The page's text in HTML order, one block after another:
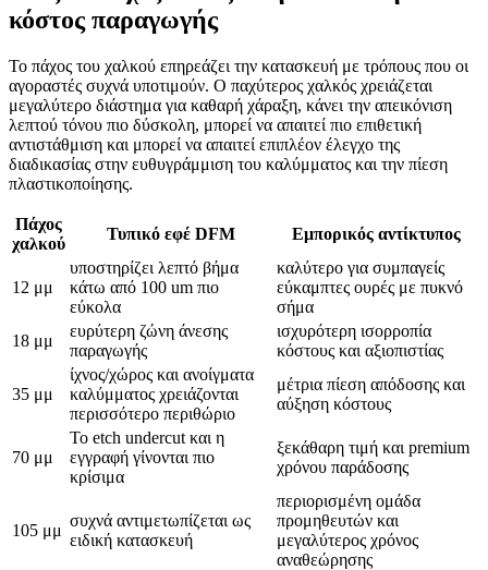
κόστος παραγωγής
Το πάχος του χαλκού επηρεάζει την κατασκευή με τρόπους που οι
αγοραστές συχνά υποτιμούν. Ο παχύτερος χαλκός χρειάζεται
μεγαλύτερο διάστημα για καθαρή χάραξη, κάνει την απεικόνιση
λεπτού τόνου πιο δύσκολη, μπορεί να απαιτεί πιο επιθετική
αντιστάθμιση και μπορεί να απαιτεί επιπλέον έλεγχο της
διαδικασίας στην ευθυγράμμιση του καλύμματος και την πίεση
πλαστικοποίησης.
Πάχος
χαλκού
Τυπικό εφέ DFM Εμπορικός αντίκτυπος
12 μμ
υποστηρίζει λεπτό βήμα
κάτω από 100 um πιο
εύκολα
καλύτερο για συμπαγείς
εύκαμπτες ουρές με πυκνό
σήμα
18 μμ
ευρύτερη ζώνη άνεσης
παραγωγής
ισχυρότερη ισορροπία
κόστους και αξιοπιστίας
35 μμ
ίχνος/χώρος και ανοίγματα
καλύμματος χρειάζονται
περισσότερο περιθώριο
μέτρια πίεση απόδοσης και
αύξηση κόστους
70 μμ
Το etch undercut και η
εγγραφή γίνονται πιο
κρίσιμα
ξεκάθαρη τιμή και premium
χρόνου παράδοσης
105 μμ
συχνά αντιμετωπίζεται ως
ειδική κατασκευή
περιορισμένη ομάδα
προμηθευτών και
μεγαλύτερος χρόνος
αναθεώρησης